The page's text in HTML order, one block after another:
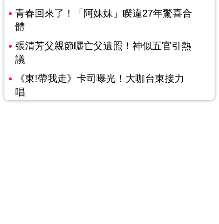
青春回來了！「阿妹妹」睽違27年驚喜合
體
張清芳父親節曬亡父遺照！神似五官引熱
議
《東!帶我走》卡司曝光！大咖台東接力
唱